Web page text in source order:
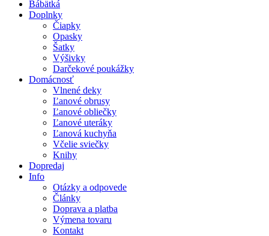
Bábätká
Doplnky
Čiapky
Opasky
Šatky
Výšivky
Darčekové poukážky
Domácnosť
Vlnené deky
Ľanové obrusy
Ľanové obliečky
Ľanové uteráky
Ľanová kuchyňa
Včelie sviečky
Knihy
Dopredaj
Info
Otázky a odpovede
Články
Doprava a platba
Výmena tovaru
Kontakt